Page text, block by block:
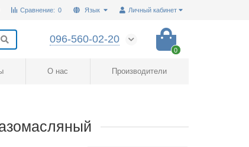
Личный кабинет
Язык
Сравнение: 0
096-560-02-20
0
О нас Производители